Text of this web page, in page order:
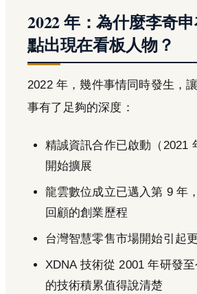
2022 年：為什麼李奇
點出現在看板人物？
2022 年，幾件事情同時發生，
事有了足夠的深度：
精誠資訊合作已啟動（2021
開始擴展
龍雲數位成立已邁入第 9 年
回顧的創業歷程
台灣智慧零售市場開始引起
XDNA 技術從 2001 年研發
的技術積累值得說清楚